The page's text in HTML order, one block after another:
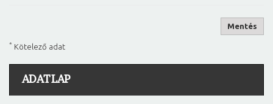
Mentés
* Kötelező adat
ADATLAP